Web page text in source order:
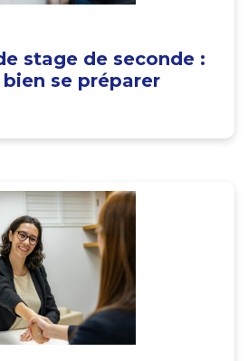
stage de seconde :
se préparer